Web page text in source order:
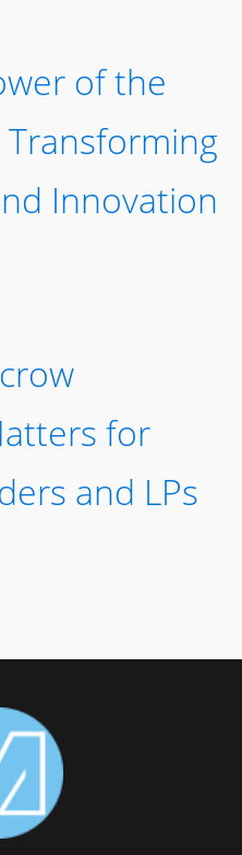
of the
Innovation
for
and LPs